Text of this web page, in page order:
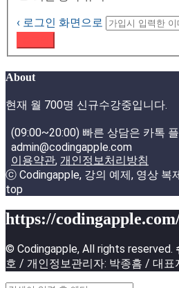
‹ 로그인 화면으로
About
현재 월 700명 신규수강중입니다.
(09:00~20:00) 빠른 상담은 카톡
admin@codingapple.com
이용약관, 개인정보처리방침
ⓒ Codingapple, 강의 예제, 영상 복
top
https://
© Codingapple, All rights reserved.
호 / 개인정보관리자: 박종흠 / 대표